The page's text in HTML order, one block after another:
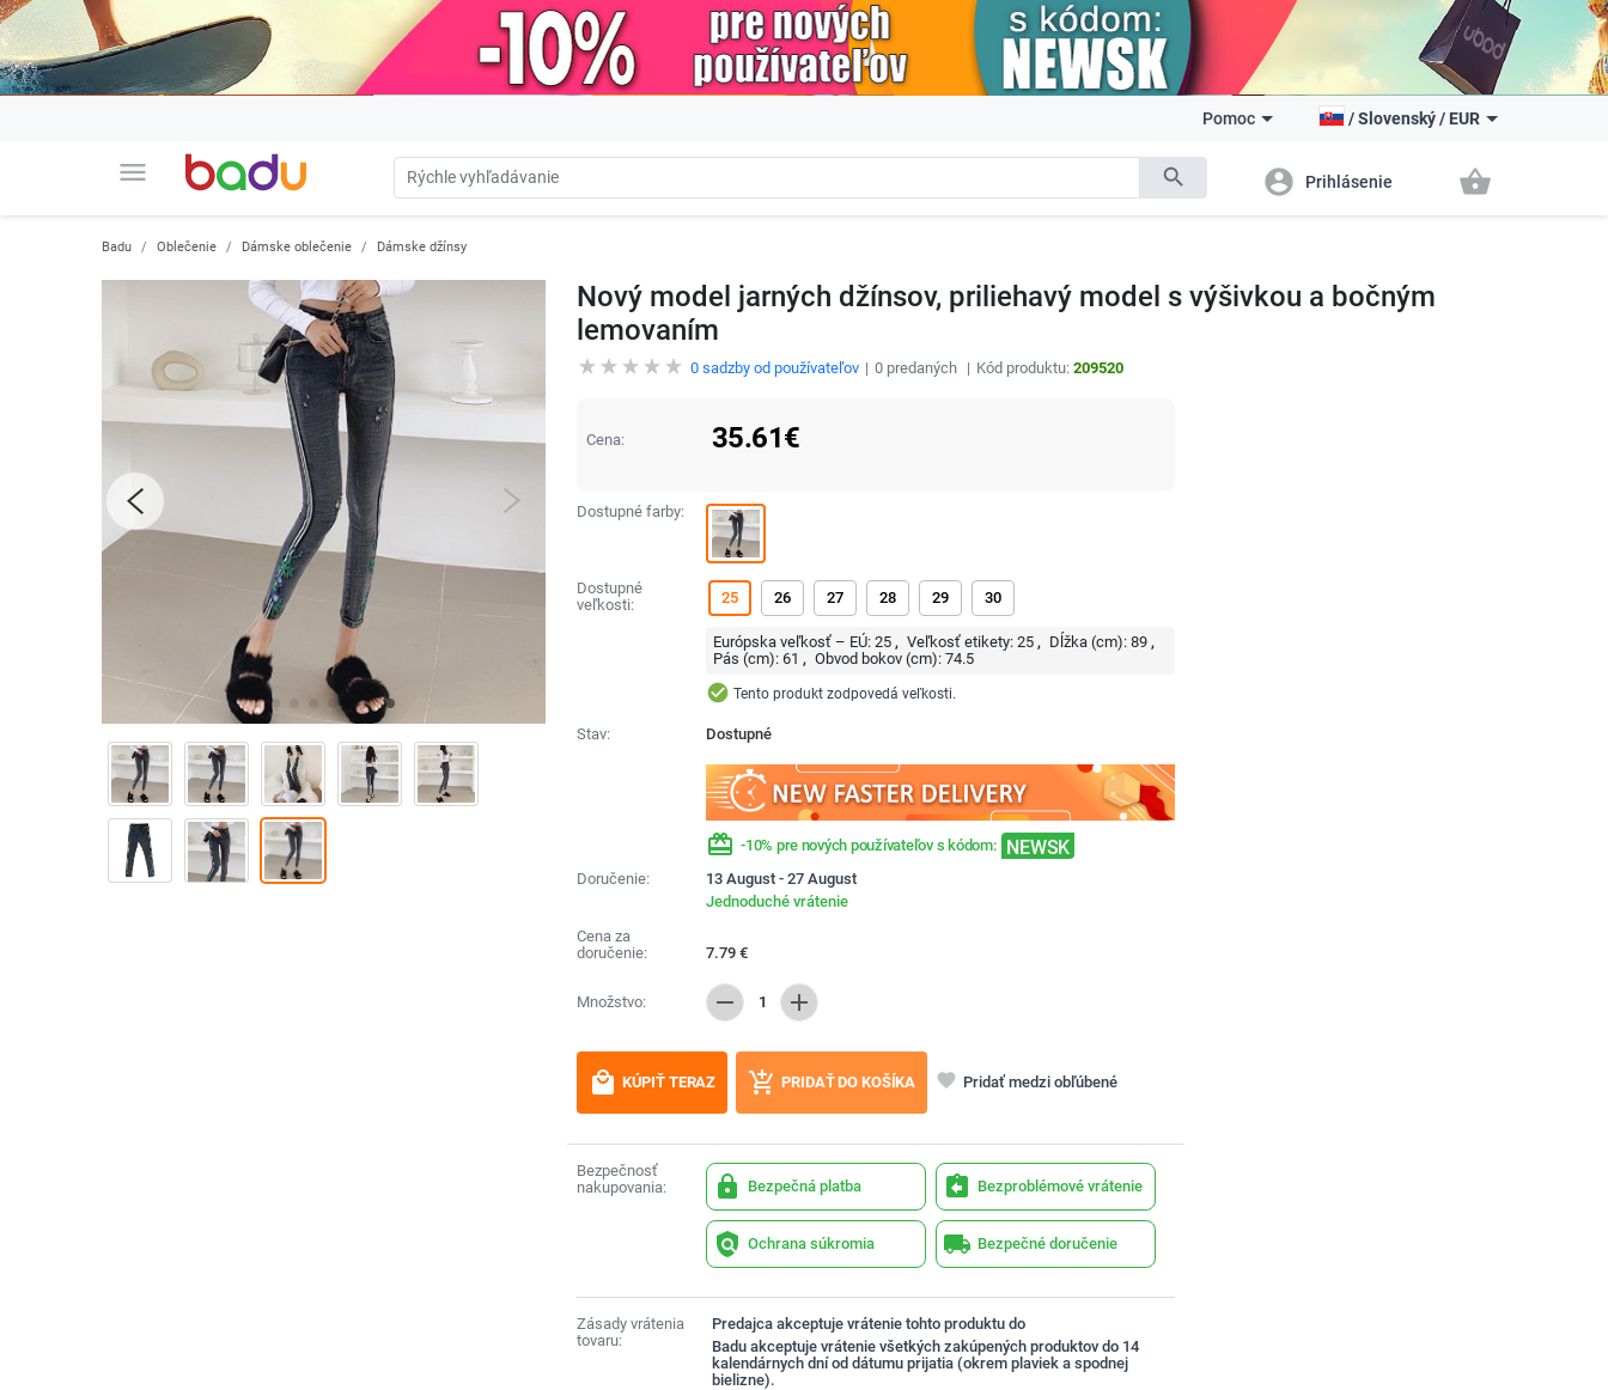
menu search
Pomoc /Slovenský/ EUR
account_circle Prihlásenie shopping_basket
Badu Oblečenie Dámske oblečenie Dámske džínsy
Nový model jarných džínsov, priliehavý model s výšivkou a bočným
lemovaním
0sadzby od používateľov 0predaných Kód produktu: 209520
Cena: 35.61€
Dostupné farby:
Dostupné
veľkosti:
25 26 27 28 29 30
Európska veľkosť – EÚ: 25 Veľkosť etikety: 25 Dĺžka (cm): 89
Pás (cm): 61 Obvod bokov (cm): 74.5
check_circle Tento produkt zodpovedá veľkosti.
Stav: Dostupné
redeem -10% pre nových používateľov s kódom: NEWSK
Doručenie:
13 August - 27 August
Jednoduché vrátenie
Cena za
doručenie:
7.79€
Množstvo: remove 1 add
local_mall KÚPIŤ TERAZ add_shopping_cart PRIDAŤ DO KOŠÍKA favorite Pridať medzi obľúbené
Bezpečnosť
nakupovania:
lock Bezpečná platba assignment_return Bezproblémové vrátenie
policy Ochrana súkromia local_shipping Bezpečné doručenie
Zásady vrátenia
tovaru:
Predajca akceptuje vrátenie tohto produktu do
Badu akceptuje vrátenie všetkých zakúpených produktov do 14
kalendárnych dní od dátumu prijatia (okrem plaviek a spodnej
bielizne).